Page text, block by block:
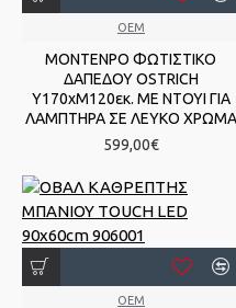
OEM
ΜΟΝΤΕΝΡΟ ΦΩΤΙΣΤΙΚΟ
ΔΑΠΕΔΟΥ OSTRICH
Υ170xΜ120εκ. ΜΕ ΝΤΟΥΙ ΓΙΑ
ΛΑΜΠΤΗΡΑ ΣΕ ΛΕΥΚΟ ΧΡΩΜΑ
599,00€
OEM